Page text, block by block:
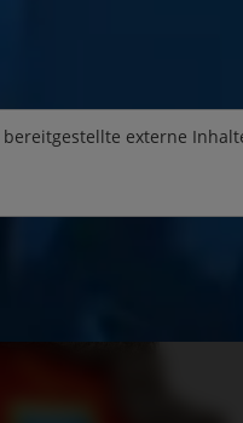
bereitgestellte externe